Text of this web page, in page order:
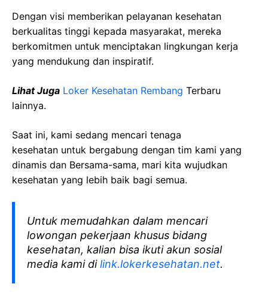
Dengan visi memberikan pelayanan kesehatan
berkualitas tinggi kepada masyarakat, mereka
berkomitmen untuk menciptakan lingkungan kerja
yang mendukung dan inspiratif.
Lihat Juga Loker Kesehatan Rembang Terbaru
lainnya.
Saat ini, kami sedang mencari tenaga
kesehatan untuk bergabung dengan tim kami yang
dinamis dan Bersama-sama, mari kita wujudkan
kesehatan yang lebih baik bagi semua.
Untuk memudahkan dalam mencari
lowongan pekerjaan khusus bidang
kesehatan, kalian bisa ikuti akun sosial
media kami dilink.lokerkesehatan.net.